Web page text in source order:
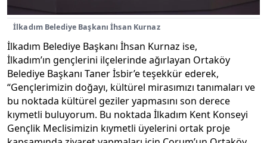
İlkadım Belediye Başkanı İhsan Kurnaz
İlkadım Belediye Başkanı İhsan Kurnaz ise,
İlkadım’ın gençlerini ilçelerinde ağırlayan Ortaköy
Belediye Başkanı Taner İsbir’e teşekkür ederek,
“Gençlerimizin doğayı, kültürel mirasımızı tanımaları ve
bu noktada kültürel geziler yapmasını son derece
kıymetli buluyorum. Bu noktada İlkadım Kent Konseyi
Gençlik Meclisimizin kıymetli üyelerini ortak proje